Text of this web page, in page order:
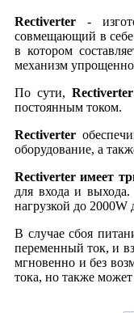
Rectiverter-
совмещающий в себе
в котором
механизм
По сути,Rectiverter
постоянным током.
Rectiverter
оборудование, а
Rectiverter имеет
для входа и
нагрузкой до 2000W
В случае сбоя
переменный ток, и
мгновенно и без
тока, но также может